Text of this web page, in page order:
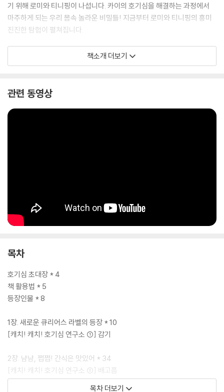
기 위해 로미와 티니핑이 나섭니다. 카이의 호기심을 해결하는 과정에서
마주하게 되는 우리 몸속 놀라운 비밀들! 지금부터 로미와 티니핑의 흥미
진진한 탐험이 펼쳐집니다.
늘 궁금했던 호기심부터 엉뚱하고 기발한 질문들까지 흥미진진한 이야기
를 따라가다 보면, 세상을 바라보는 눈이 한층 더 깊고 넓어질 것입니다. 모
이야기 속으로 떠나 보세요!
책소개 더보기
관련 동영상
목차
호기심 초대장 * 4
책 활용법 * 5
등장인물 * 8
1장. 새로운 큐리어스 라벨의 등장 * 10
[캐치! 캐치! 호기심 연구소 ①] 감기
2장. 냠냠, 쩝쩝! 간식은 맛있어 * 34
[캐치! 캐치! 호기심 연구소 ②] 배고픔
목차 더보기